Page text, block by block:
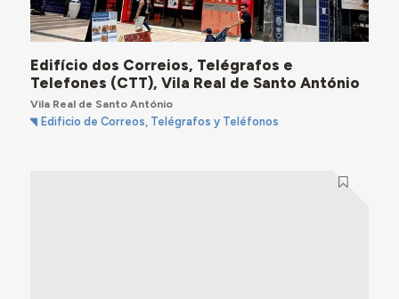
Edifício dos Correios, Telégrafos e
Telefones (CTT), Vila Real de Santo António
Vila Real de Santo António
Edificio de Correos, Telégrafos y Teléfonos